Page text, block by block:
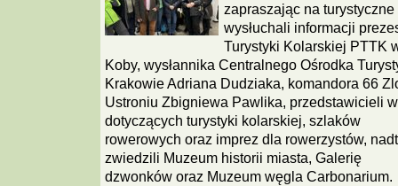
zapraszając na
wysłuchali informacji
Turystyki Kolarskiej PTTK
Koby, wysłannika Centralnego Ośrodka
Krakowie Adriana Dudziaka, komandora 66
Ustroniu Zbigniewa Pawlika, przedstawicieli
dotyczących turystyki kolarskiej, szlaków
rowerowych oraz imprez dla rowerzystów,
zwiedzili Muzeum historii miasta, Galerię
dzwonków oraz Muzeum węgla Carbonarium.